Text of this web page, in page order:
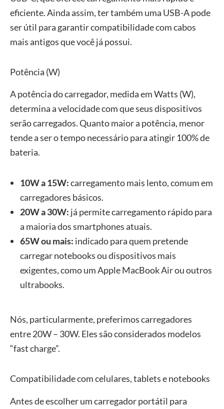
eficiente. Ainda assim, ter também uma USB-A pode
ser útil para garantir compatibilidade com cabos
mais antigos que você já possui.
Potência (W)
A potência do carregador, medida em Watts (W),
determina a velocidade com que seus dispositivos
serão carregados. Quanto maior a potência, menor
tende a ser o tempo necessário para atingir 100% de
bateria.
10W a 15W:carregamento mais lento, comum em
carregadores básicos.
20W a 30W: já permite carregamento rápido para
a maioria dos smartphones atuais.
65W ou mais: indicado para quem pretende
carregar notebooks ou dispositivos mais
exigentes, como um Apple MacBook Air ou outros
ultrabooks.
Nós, particularmente, preferimos carregadores
entre 20W – 30W. Eles são considerados modelos
“fast charge”.
Compatibilidade com celulares, tablets e notebooks
Antes de escolher um carregador portátil para